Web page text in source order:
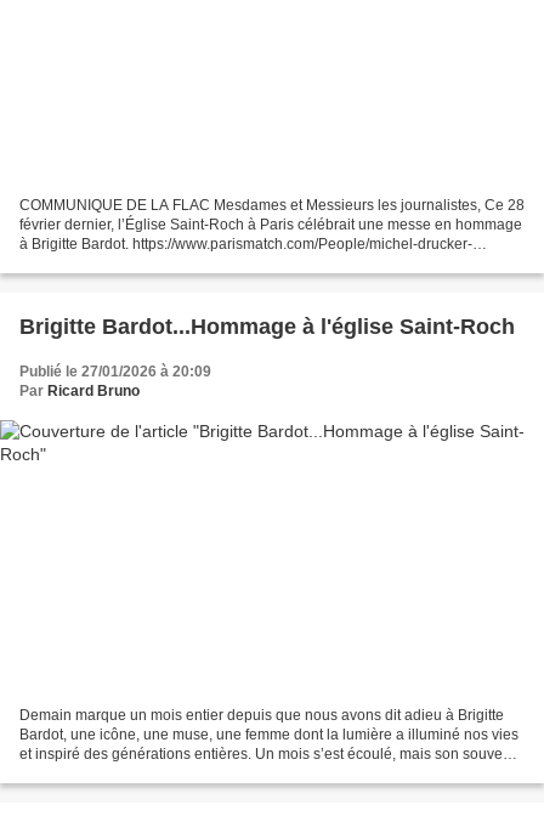
COMMUNIQUE DE LA FLAC Mesdames et Messieurs les journalistes, Ce 28
février dernier, l’Église Saint-Roch à Paris célébrait une messe en hommage
à Brigitte Bardot. https://www.parismatch.com/People/michel-drucker-
brigitte-bardot-a-paris-263701...
Brigitte Bardot...Hommage à l'église Saint-Roch
Publié le 27/01/2026 à 20:09
Par Ricard Bruno
Demain marque un mois entier depuis que nous avons dit adieu à Brigitte
Bardot, une icône, une muse, une femme dont la lumière a illuminé nos vies
et inspiré des générations entières. Un mois s’est écoulé, mais son souvenir